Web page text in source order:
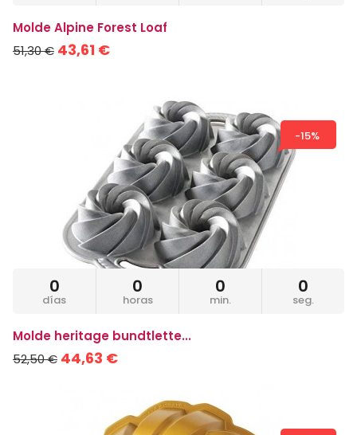
Molde Alpine Forest Loaf
51,30 € 43,61 €
-15%
0
días
0
horas
0
min.
0
seg.
Molde heritage bundtlette...
52,50 € 44,63 €